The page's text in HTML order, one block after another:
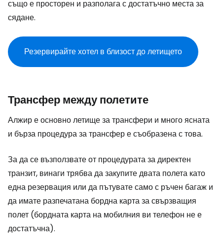
също е просторен и разполага с достатъчно места за
сядане.
Резервирайте хотел в близост до летището
Трансфер между полетите
Алжир е основно летище за трансфери и много ясната
и бърза процедура за трансфер е съобразена с това.
За да се възползвате от процедурата за директен
транзит, винаги трябва да закупите двата полета като
една резервация или да пътувате само с ръчен багаж и
да имате разпечатана бордна карта за свързващия
полет (бордната карта на мобилния ви телефон не е
достатъчна).